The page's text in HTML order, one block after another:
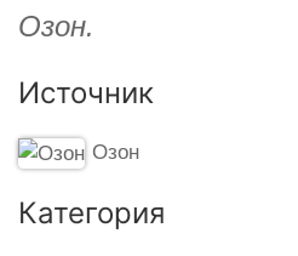
Озон.
Источник
Озон
Категория